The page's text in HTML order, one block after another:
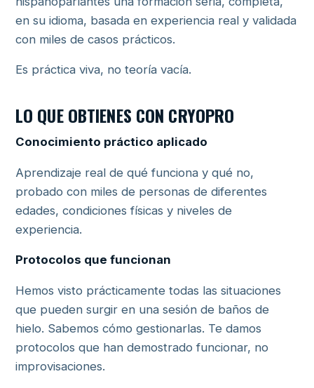
en su idioma, basada en experiencia real y validada
con miles de casos prácticos.
Es práctica viva, no teoría vacía.
LO QUE OBTIENES CON CRYOPRO
Conocimiento práctico aplicado
Aprendizaje real de qué funciona y qué no,
probado con miles de personas de diferentes
edades, condiciones físicas y niveles de
experiencia.
Protocolos que funcionan
Hemos visto prácticamente todas las situaciones
que pueden surgir en una sesión de baños de
hielo. Sabemos cómo gestionarlas. Te damos
protocolos que han demostrado funcionar, no
improvisaciones.